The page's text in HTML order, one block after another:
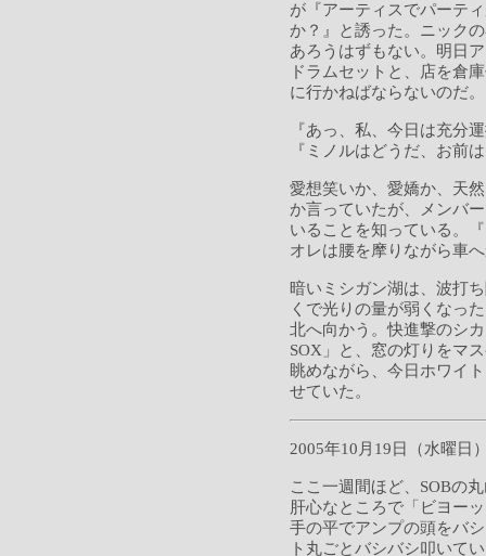
が『アーティスでパーテ
か？』と誘った。ニック
あろうはずもない。明日
ドラムセットと、店を倉
に行かねばならないのだ。
『あっ、私、今日は充分
『ミノルはどうだ、お前
愛想笑いか、愛嬌か、天
か言っていたが、メンバ
いることを知っている。
オレは腰を摩りながら車
暗いミシガン湖は、波打
くで光りの量が弱くなっ
北へ向かう。快進撃のシ
SOX」と、窓の灯りをマ
眺めながら、今日ホワイ
せていた。
2005年10月19日（水曜日
ここ一週間ほど、SOBの
肝心なところで「ビヨー
手の平でアンプの頭をバ
ト丸ごとバシバシ叩いて